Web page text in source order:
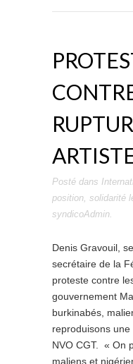
Posté dans
position, solidarité
syndicoAdmin.
Denis Gravouil,
secrétaire de la
proteste contre
gouvernement
burkinabés,
reproduisons
NVO CGT. « On
maliens et